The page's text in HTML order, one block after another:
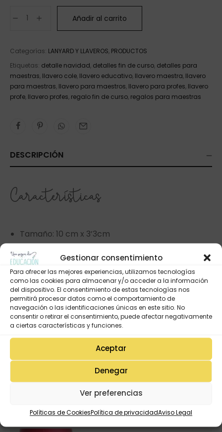
Gestionar consentimiento
Para ofrecer las mejores experiencias, utilizamos tecnologías
como las cookies para almacenar y/o acceder a la información
del dispositivo. El consentimiento de estas tecnologías nos
permitirá procesar datos como el comportamiento de
navegación o las identificaciones únicas en este sitio. No
consentir o retirar el consentimiento, puede afectar negativamente
a ciertas características y funciones.
Aceptar
Denegar
Ver preferencias
Políticas de CookiesPolítica de privacidadAviso Legal
Añadir al carrito
Categorías: LANYARD Y LLAVEROS, PRODUCTOS
Etiquetas: detalle navidad, detalles fin de curso, detalles para
maestras, llavero cole, llavero educativo, llavero maestra, llavero
para maestras, llavero para maestros, llavero para profes, llavero
profe, llavero profes, regalo fin de curso, regalos para maestras
DESCRIPCIÓN
Características
Tamaño: 10 cm x 3’3cm
Material: pvc.
Anilla metálica plata.
Impreso a una cara.
VALORACIONES (0)
Productos Relacionados